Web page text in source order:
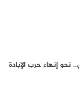
نحو إنهاء حرب الإبادة